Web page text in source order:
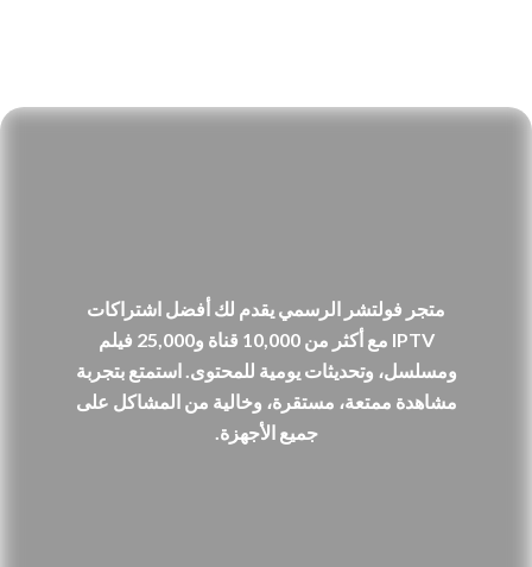
متجر فولتشر الرسمي يقدم لك أفضل اشتراكات
IPTV مع أكثر من 10,000 قناة و25,000 فيلم
ومسلسل، وتحديثات يومية للمحتوى. استمتع بتجربة
مشاهدة ممتعة، مستقرة، وخالية من المشاكل على
جميع الأجهزة.